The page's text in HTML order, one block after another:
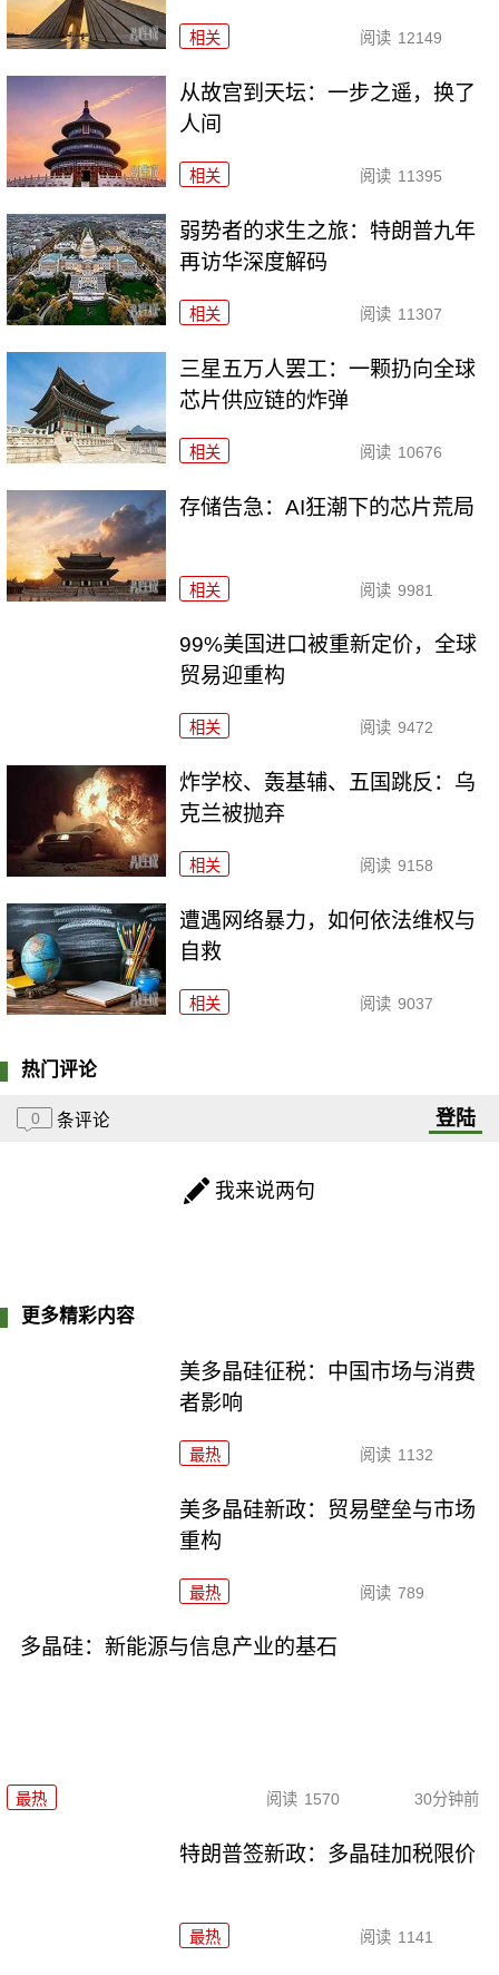
相关 阅读 12149
从故宫到天坛：一步之遥，换了
人间
相关 阅读 11395
弱势者的求生之旅：特朗普九年
再访华深度解码
相关 阅读 11307
三星五万人罢工：一颗扔向全球
芯片供应链的炸弹
相关 阅读 10676
存储告急：AI狂潮下的芯片荒局
相关 阅读 9981
99%美国进口被重新定价，全球
贸易迎重构
相关 阅读 9472
炸学校、轰基辅、五国跳反：乌
克兰被抛弃
相关 阅读 9158
遭遇网络暴力，如何依法维权与
自救
相关 阅读 9037
热门评论
0 条评论 登陆
我来说两句
更多精彩内容
美多晶硅征税：中国市场与消费
者影响
最热 阅读 1132
美多晶硅新政：贸易壁垒与市场
重构
最热 阅读 789
多晶硅：新能源与信息产业的基石
最热 阅读 1570 30分钟前
特朗普签新政：多晶硅加税限价
最热 阅读 1141